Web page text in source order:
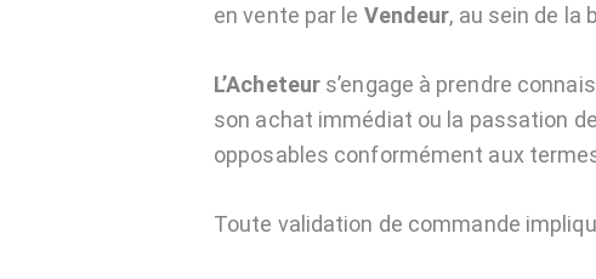
en vente par le Vendeur, au sein de la
L’Acheteur s’engage à prendre
son achat immédiat ou la passation
opposables conformément aux
Toute validation de commande